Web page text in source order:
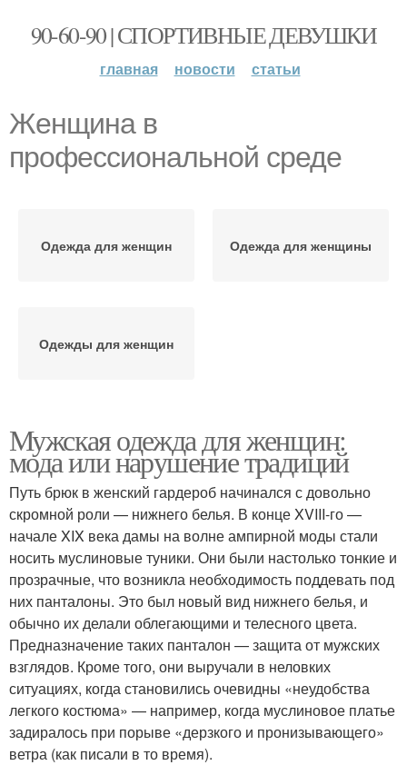
90-60-90 | СПОРТИВНЫЕ ДЕВУШКИ
главная новости статьи
Женщина в
профессиональной среде
Одежда для женщин Одежда для женщины
Одежды для женщин
Мужская одежда для женщин:
мода или нарушение традиций
Путь брюк в женский гардероб начинался с довольно
скромной роли — нижнего белья. В конце XVIII-го —
начале XIX века дамы на волне ампирной моды стали
носить муслиновые туники. Они были настолько тонкие и
прозрачные, что возникла необходимость поддевать под
них панталоны. Это был новый вид нижнего белья, и
обычно их делали облегающими и телесного цвета.
Предназначение таких панталон — защита от мужских
взглядов. Кроме того, они выручали в неловких
ситуациях, когда становились очевидны «неудобства
легкого костюма» — например, когда муслиновое платье
задиралось при порыве «дерзкого и пронизывающего»
ветра (как писали в то время).